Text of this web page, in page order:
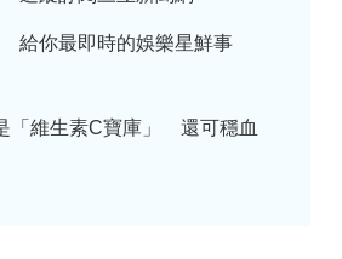
給你最即時的娛樂星鮮事
「維生素C寶庫」 還可穩血